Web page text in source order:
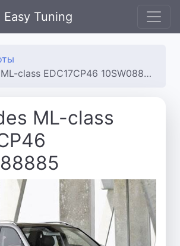
Easy Tuning
class EDC17CP46 10SW088885
ML-class